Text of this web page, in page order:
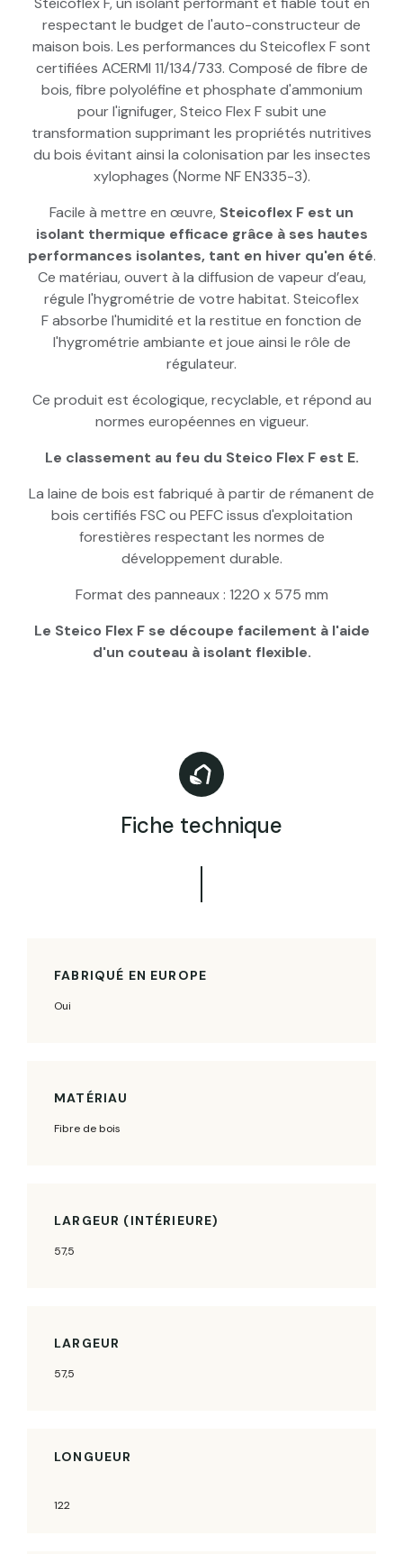
respectant le budget de l'auto-constructeur de
maison bois. Les performances du Steicoflex F sont
certifiées ACERMI 11/134/733. Composé de fibre de
bois, fibre polyoléfine et phosphate d'ammonium
pour l'ignifuger, Steico Flex F subit une
transformation supprimant les propriétés nutritives
du bois évitant ainsi la colonisation par les insectes
xylophages (Norme NF EN335-3).
Facile à mettre en œuvre, Steicoflex F est un
isolant thermique efficace grâce à ses hautes
performances isolantes, tant en hiver qu'en été.
Ce matériau, ouvert à la diffusion de vapeur d’eau,
régule l'hygrométrie de votre habitat. Steicoflex
F absorbe l'humidité et la restitue en fonction de
l'hygrométrie ambiante et joue ainsi le rôle de
régulateur.
Ce produit est écologique, recyclable, et répond au
normes européennes en vigueur.
Le classement au feu du Steico Flex F est E.
La laine de bois est fabriqué à partir de rémanent de
bois certifiés FSC ou PEFC issus d'exploitation
forestières respectant les normes de
développement durable.
Format des panneaux : 1220 x 575 mm
Le Steico Flex F se découpe facilement à l'aide
d'un couteau à isolant flexible.
Fiche technique
FABRIQUÉ EN EUROPE
Oui
MATÉRIAU
Fibre de bois
LARGEUR (INTÉRIEURE)
57,5
LARGEUR
57,5
LONGUEUR
122